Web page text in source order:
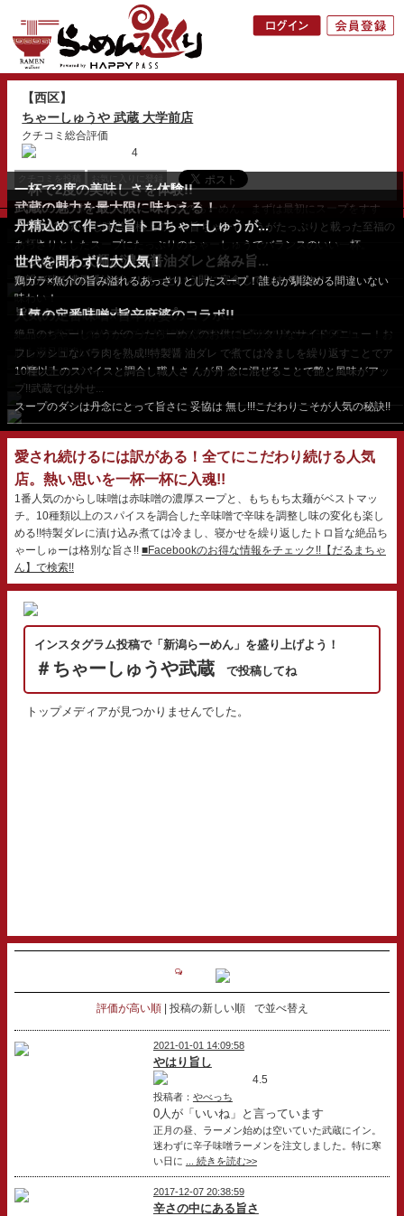
【西区】
ちゃーしゅうや 武蔵 大学前店
クチコミ総合評価
4
一杯で2度の美味しさを体験!!
一杯で2つの味を楽しめる一 番人気のらーめん。まずは最初にスープをすす
り、続いて10種以上...
武蔵の魅力を最大限に味わえる！
人気No.1のからし味噌に極上のトロ旨ちゃーしゅうがたっぷりと載った至福の
一杯!!
丹精込めて作った旨トロちゃーしゅうが...
あっさりとしたスープにたっぷりのちゃーしゅうでバランスのいい一杯。
最後の一口まで...
コシのある太麺が濃厚醤油ダレと絡み旨...
余韻が残る濃厚醤油ダレ！あっという間に完食してしまう旨さ！ ...
世代を問わずに大人気！
鶏ガラ×魚介の旨み溢れるあっさりとしたスープ！誰もが馴染める間違いない
味わい！
旨味ありの真っ赤なスープ
人気の定番味噌×旨辛麻婆のコラボ!!
鶏ガラ×煮干しのWスープと赤味噌の濃厚味に麻婆餡の辛さがGOOD！
絶品のちゃーしゅうがのったらーめんのお供にピッタリなサイドメニュー！お
腹も満足間違いな...
フレッシュなバラ肉を熟成!!特製醤 油ダレ で煮ては冷ましを繰り返すことでア
ノ旨いチャーシ...
10種以上のスパイスと調合し職人さ んが丹 念に混ぜることで艶と風味がアッ
プ!!武蔵では外せ...
スープのダシは丹念にとって旨さに 妥協は 無し!!!こだわりこそが人気の秘訣!!
愛され続けるには訳がある！全てにこだわり続ける人気
店。熱い思いを一杯一杯に入魂!!
1番人気のからし味噌は赤味噌の濃厚スープと、もちもち太麺がベストマッ
チ。10種類以上のスパイスを調合した辛味噌で辛味を調整し味の変化も楽し
める!!特製ダレに漬け込み煮ては冷まし、寝かせを繰り返したトロ旨な絶品ち
ゃーしゅーは格別な旨さ!! ■Facebookのお得な情報をチェック!!【だるまちゃ
ん】で検索!!
インスタグラム投稿で「新潟らーめん」を盛り上げよう！
＃ちゃーしゅうや武蔵 で投稿してね
トップメディアが見つかりませんでした。
評価が高い順 投稿の新しい順 で並べ替え
2021-01-01 14:09:58
やはり旨し
4.5
投稿者： やべっち
0人が「いいね」と言っています
正月の昼、ラーメン始めは空いていた武蔵にイン。
迷わずに辛子味噌ラーメンを注文しました。特に寒
い日に
... 続きを読む>>
2017-12-07 20:38:59
辛さの中にある旨さ